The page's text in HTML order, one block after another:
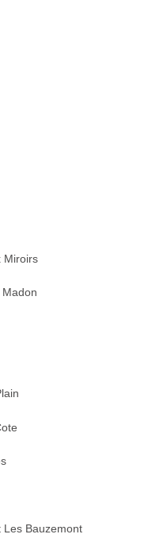
Miroirs
Les Bauzemont